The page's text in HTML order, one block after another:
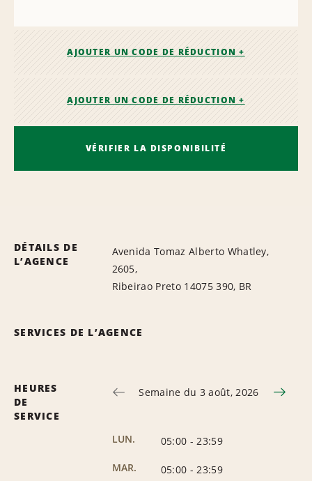
AJOUTER UN CODE DE RÉDUCTION +
AJOUTER UN CODE DE RÉDUCTION +
VÉRIFIER LA DISPONIBILITÉ
DÉTAILS DE
L’AGENCE
Avenida Tomaz Alberto Whatley,
2605,
Ribeirao Preto 14075 390, BR
SERVICES DE L’AGENCE
HEURES
DE
SERVICE
Semaine du 3 août, 2026
LUN. 05:00 - 23:59
MAR.
05:00 - 23:59